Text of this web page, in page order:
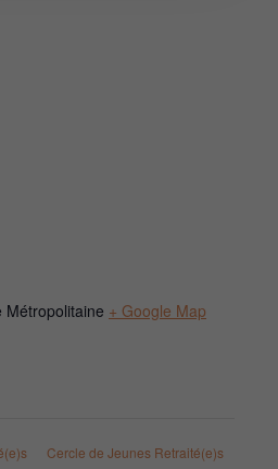
Métropolitaine + Google Map
Cercle de Jeunes Retraité(e)s